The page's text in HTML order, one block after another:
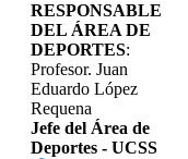
RESPONSABLE
DEL ÁREA DE
DEPORTES:
Profesor. Juan
Eduardo López
Requena
Jefe del Área de
Deportes - UCSS